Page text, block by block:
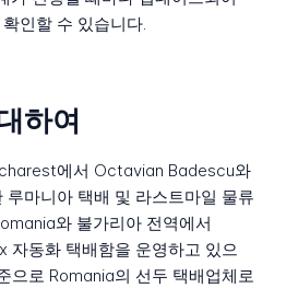
인할 수 있습니다.
하여
에서 Octavian Badescu와
마니아 택배 및 라스트마일 물류
와 불가리아 전역에서
자동화 택배함을 운영하고 있으
으로 Romania의 선두 택배업체로